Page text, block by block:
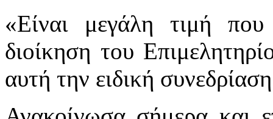
«Είναι μεγάλη τιμή
διοίκηση του
αυτή την ειδική